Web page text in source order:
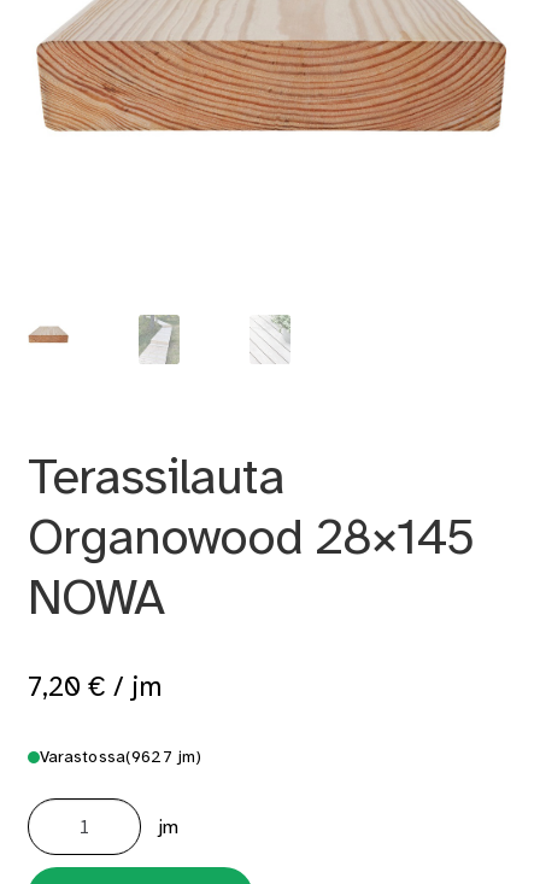
Terassilauta
Organowood 28×145
NOWA
7,20 € / jm
Varastossa(9627 jm)
Terassilauta
Organowood
28x145
NOWA
määrä
jm